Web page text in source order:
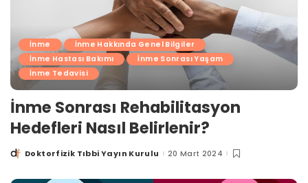
İnme
İnme Hakkında Genel Bilgiler
İnme Hastası Bakımı
İnme Sonrası Yaşam
İnme Tedavisi
İnme Sonrası Rehabilitasyon
Hedefleri Nasıl Belirlenir?
PostedDoktorfizik Tıbbi Yayın Kurulu 20 Mart 2024